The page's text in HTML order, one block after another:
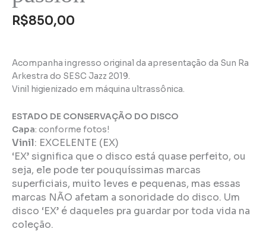
R$850,00
Acompanha ingresso original da apresentação da Sun Ra
Arkestra do SESC Jazz 2019.
Vinil higienizado em máquina ultrassônica.
ESTADO DE CONSERVAÇÃO DO DISCO
Capa: conforme fotos!
Vinil: EXCELENTE (EX)
‘EX’ significa que o disco está quase perfeito, ou
seja, ele pode ter pouquíssimas marcas
superficiais, muito leves e pequenas, mas essas
marcas NÃO afetam a sonoridade do disco. Um
disco ‘EX’ é daqueles pra guardar por toda vida na
coleção.